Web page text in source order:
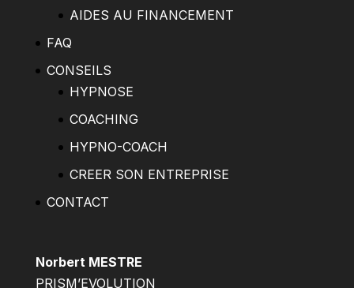
AIDES AU FINANCEMENT
FAQ
CONSEILS
HYPNOSE
COACHING
HYPNO-COACH
CREER SON ENTREPRISE
CONTACT
Norbert MESTRE
PRISM’EVOLUTION